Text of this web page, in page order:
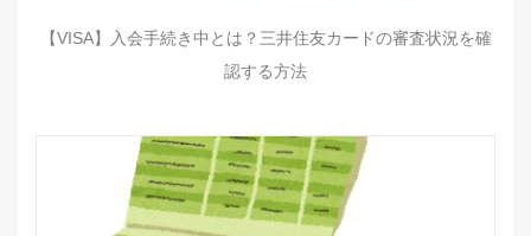
【VISA】入会手続き中とは？三井住友カードの審査状況を確
認する方法